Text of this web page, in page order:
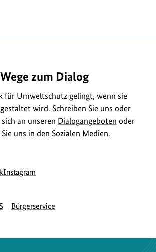
Wege zum Dialog
für Umweltschutz gelingt, wenn sie
wird. Schreiben Sie uns oder
an unseren Dialogangeboten oder
uns in den Sozialen Medien.
zur
des
Instagram
des
Bürgerservice